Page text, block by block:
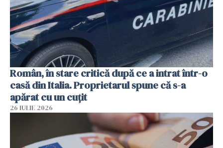
Român, în stare critică după ce a intrat într-o
casă din Italia. Proprietarul spune că s-a
apărat cu un cuțit
26 IULIE 2026